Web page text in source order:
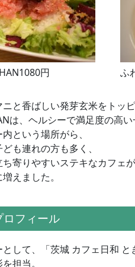
円 ふ
と香ばしい発芽玄米をトッ
は、ヘルシーで満足度の高い
という場所がら、
も連れの方も多く、
寄りやすいステキなカフェが
えました。
フィール
して、「茨城 カフェ日和
担当。